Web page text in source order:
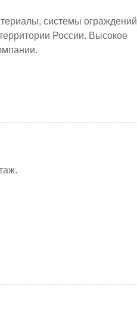
системы ограждений
России. Высокое